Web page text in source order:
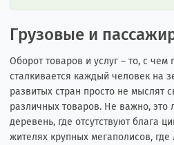
Грузовые и
Оборот товаров и услуг – то, с
сталкивается каждый человек на
развитых стран просто не мыслят
различных товаров. Не важно, это
деревень, где отсутствуют блага
жителях крупных мегаполисов,